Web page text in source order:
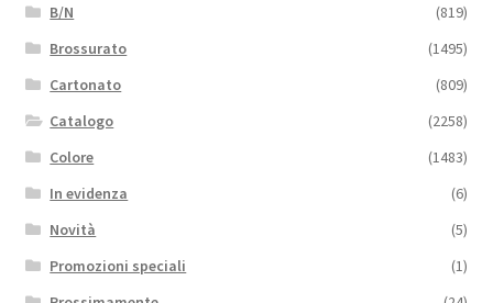
B/N
(819)
Brossurato
(1495)
Cartonato
(809)
Catalogo
(2258)
Colore
(1483)
In evidenza
(6)
Novità
(5)
Promozioni speciali
(1)